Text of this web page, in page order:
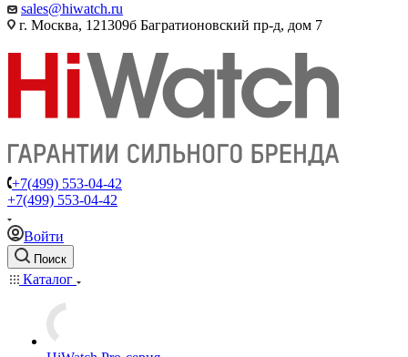
sales@hiwatch.ru
г. Москва, 121309б Багратионовский пр-д, дом 7
+7(499) 553-04-42
+7(499) 553-04-42
Войти
Поиск
Каталог